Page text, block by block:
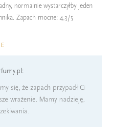
normalnie wystarczyłby jeden
Zapach mocne: 4,3/5
się, że zapach przypadł Ci
wrażenie. Mamy nadzieję,